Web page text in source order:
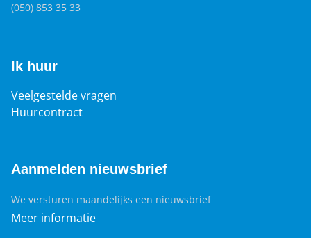
(050) 853 35 33
Ik huur
Veelgestelde vragen
Huurcontract
Aanmelden nieuwsbrief
We versturen maandelijks een nieuwsbrief
Meer informatie